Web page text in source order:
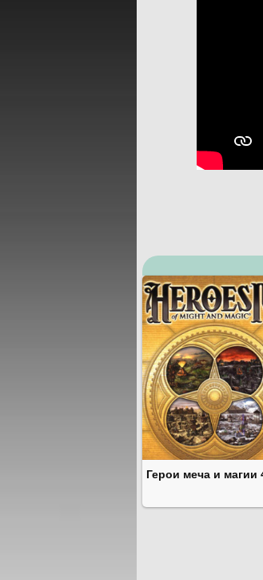
Герои меча и магии